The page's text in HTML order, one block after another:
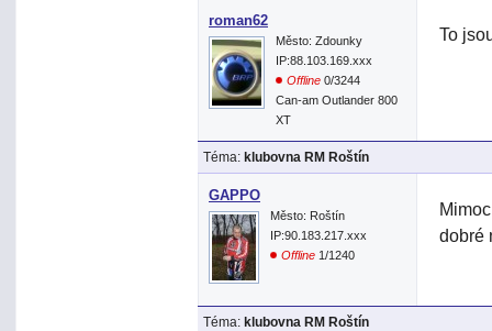
roman62
Město: Zdounky
IP:88.103.169.xxx
Offline 0/3244
Can-am Outlander 800
XT
To
Téma: klubovna RM Roštín
GAPPO
Město: Roštín
IP:90.183.217.xxx
Offline 1/1240
dobré
Téma: klubovna RM Roštín